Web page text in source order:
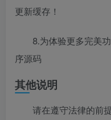
更新缓存！
8.为体验更多完美
序源码
其他说明
请在遵守法律的前